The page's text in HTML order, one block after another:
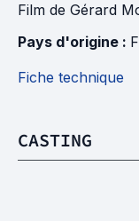
Film de Gérard
Pays d'origine :
Fiche technique
CASTING